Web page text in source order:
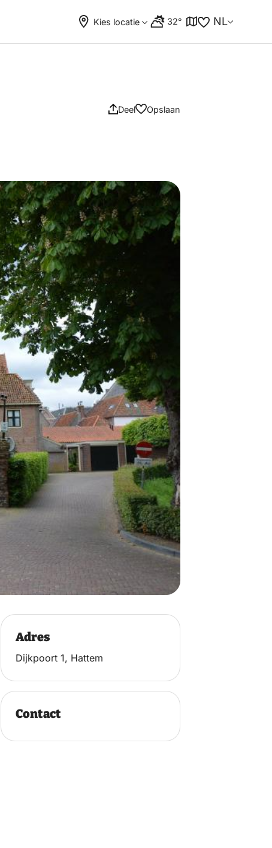
Kies locatie 32° NL
Deel Opslaan
Adres
Dijkpoort 1, Hattem
Contact